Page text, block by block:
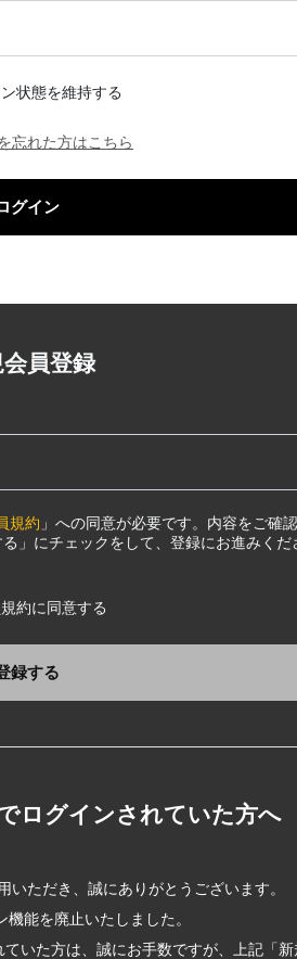
状態を維持する
忘れた方はこちら
グイン
員登録
規約 」への同意が必要です。内容をご確認
」にチェックをして、登録にお進みくだ
約に同意する
録する
ログインされていた方へ
ただき、誠にありがとうございます。
能を廃止いたしました。
いた方は、誠にお手数ですが、上記「新